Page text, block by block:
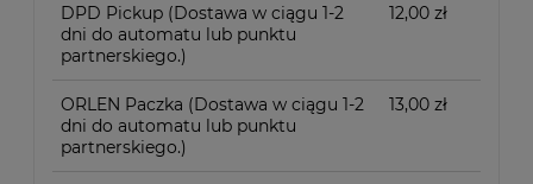
DPD Pickup (Dostawa w ciągu 1-2
dni do automatu lub punktu
partnerskiego.)
12,00 zł
ORLEN Paczka (Dostawa w ciągu 1-2
dni do automatu lub punktu
partnerskiego.)
13,00 zł